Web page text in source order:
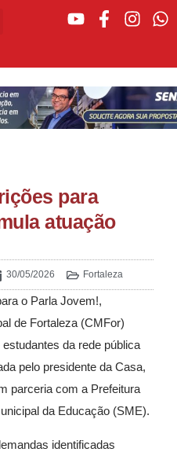
para
atuação
30/05/2026 Fortaleza
o Parla Jovem!,
de Fortaleza (CMFor)
da rede pública
pelo presidente da Casa,
parceria com a Prefeitura
da Educação (SME).
identificadas